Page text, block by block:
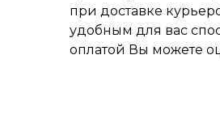
при доставке
удобным для вас
оплатой Вы можете